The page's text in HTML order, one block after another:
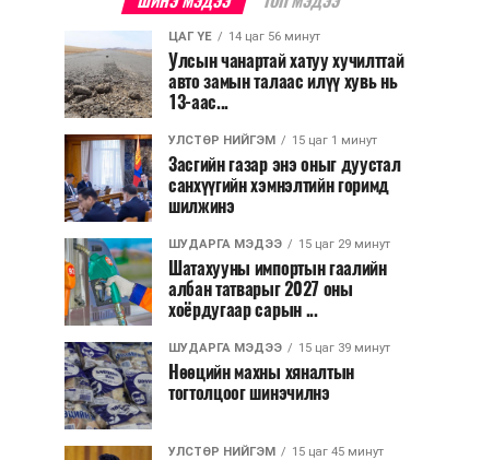
ЦАГ ҮЕ 14 цаг 56 минут
Улсын чанартай хатуу хучилттай
авто замын талаас илүү хувь нь
13-аас...
УЛСТӨР НИЙГЭМ 15 цаг 1 минут
Засгийн газар энэ оныг дуустал
санхүүгийн хэмнэлтийн горимд
шилжинэ
ШУДАРГА МЭДЭЭ 15 цаг 29 минут
Шатахууны импортын гаалийн
албан татварыг 2027 оны
хоёрдугаар сарын ...
ШУДАРГА МЭДЭЭ 15 цаг 39 минут
Нөөцийн махны хяналтын
тогтолцоог шинэчилнэ
УЛСТӨР НИЙГЭМ 15 цаг 45 минут